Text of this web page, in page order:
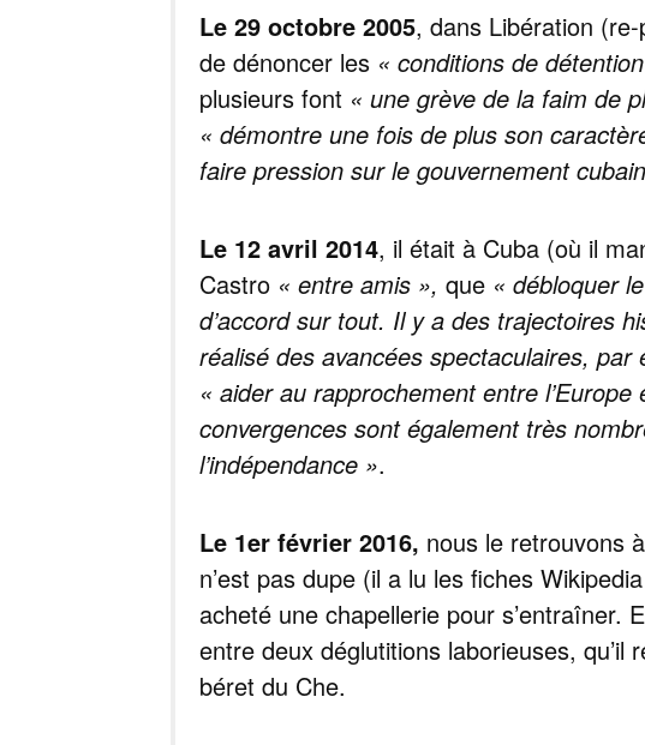
Le 29 octobre 2005, dans Libération
de dénoncer les « conditions de
plusieurs font « une grève de la faim de
« démontre une fois de plus son
faire pression sur le gouvernement
Le 12 avril 2014, il était à Cuba (où il
Castro « entre amis », que « débloquer
d’accord sur tout. Il y a des trajectoires
réalisé des avancées spectaculaires,
« aider au rapprochement entre l’Europe
convergences sont également très
l’indépendance ».
Le 1er février 2016, nous le retrouvons
n’est pas dupe (il a lu les fiches
acheté une chapellerie pour
entre deux déglutitions laborieuses,
béret du Che.